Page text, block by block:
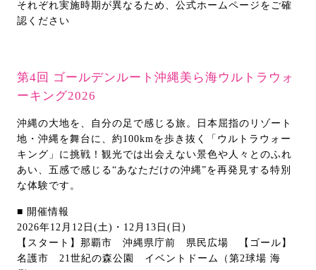
それぞれ実施時期が異なるため、公式ホームページをご確
認ください
第4回 ゴールデンルート沖縄美ら海ウルトラウォ
ーキング2026
沖縄の大地を、自分の足で感じる旅。日本屈指のリゾート
地・沖縄を舞台に、約100kmを歩き抜く「ウルトラウォー
キング」に挑戦！観光では出会えない景色や人々とのふれ
あい、五感で感じる“あなただけの沖縄”を再発見する特別
な体験です。
■ 開催情報
2026年12月12日(土)・12月13日(日)
【スタート】那覇市 沖縄県庁前 県民広場 【ゴール】
名護市 21世紀の森公園 イベントドーム（第2球場 海